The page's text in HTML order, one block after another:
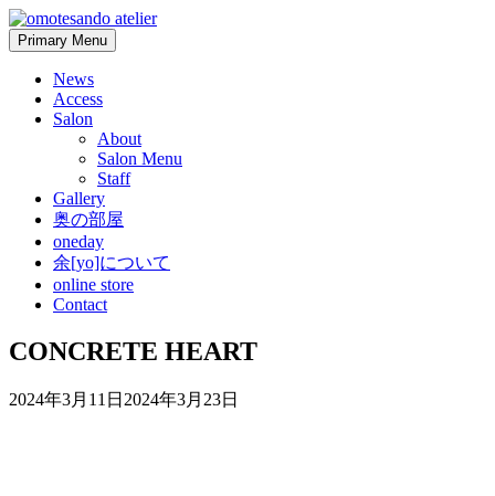
Skip
to
content
Primary Menu
News
Access
Salon
About
Salon Menu
Staff
Gallery
奥の部屋
oneday
余[yo]について
online store
Contact
CONCRETE HEART
2024年3月11日 2024年3月23日